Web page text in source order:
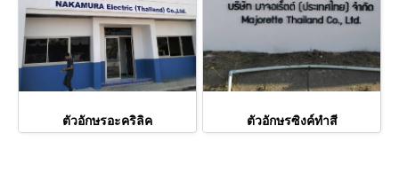
ตัวอักษรอะคริลิค ตัวอักษรซิงค์ทำสี